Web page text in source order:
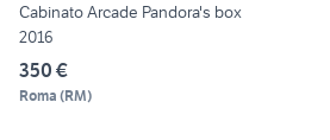
Cabinato Arcade Pandora's box
2016
350 €
Roma (RM)